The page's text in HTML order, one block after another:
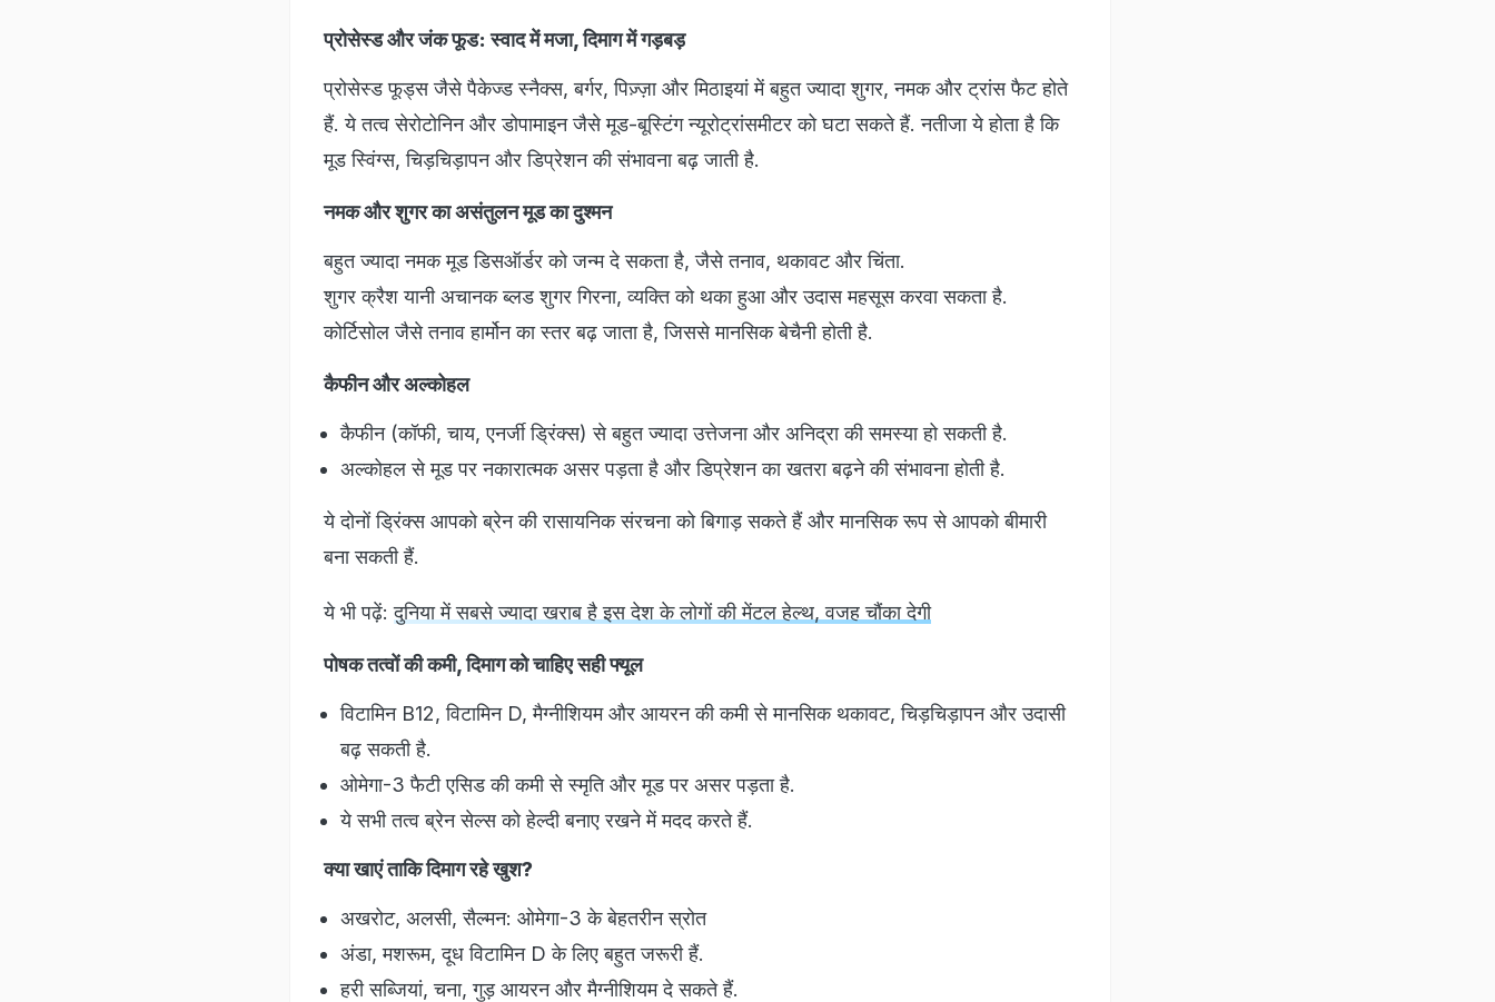
प्रोसेस्ड और जंक फूड: स्वाद में मजा, दिमाग में गड़बड़
प्रोसेस्ड फूड्स जैसे पैकेज्ड स्नैक्स, बर्गर, पिज़्ज़ा और मिठाइयां में बहुत ज्यादा शुगर, नमक और ट्रांस फैट होते
हैं. ये तत्व सेरोटोनिन और डोपामाइन जैसे मूड-बूस्टिंग न्यूरोट्रांसमीटर को घटा सकते हैं. नतीजा ये होता है कि
मूड स्विंग्स, चिड़चिड़ापन और डिप्रेशन की संभावना बढ़ जाती है.
नमक और शुगर का असंतुलन मूड का दुश्मन
बहुत ज्यादा नमक मूड डिसऑर्डर को जन्म दे सकता है, जैसे तनाव, थकावट और चिंता.
शुगर क्रैश यानी अचानक ब्लड शुगर गिरना, व्यक्ति को थका हुआ और उदास महसूस करवा सकता है.
कोर्टिसोल जैसे तनाव हार्मोन का स्तर बढ़ जाता है, जिससे मानसिक बेचैनी होती है.
कैफीन और अल्कोहल
कैफीन (कॉफी, चाय, एनर्जी ड्रिंक्स) से बहुत ज्यादा उत्तेजना और अनिद्रा की समस्या हो सकती है.
अल्कोहल से मूड पर नकारात्मक असर पड़ता है और डिप्रेशन का खतरा बढ़ने की संभावना होती है.
ये दोनों ड्रिंक्स आपको ब्रेन की रासायनिक संरचना को बिगाड़ सकते हैं और मानसिक रूप से आपको बीमारी
बना सकती हैं.
ये भी पढ़ें:दुनिया में सबसे ज्यादा खराब है इस देश के लोगों की मेंटल हेल्थ, वजह चौंका देगी
पोषक तत्वों की कमी, दिमाग को चाहिए सही फ्यूल
विटामिन B12, विटामिन D, मैग्नीशियम और आयरन की कमी से मानसिक थकावट, चिड़चिड़ापन और उदासी
बढ़ सकती है.
ओमेगा-3 फैटी एसिड की कमी से स्मृति और मूड पर असर पड़ता है.
ये सभी तत्व ब्रेन सेल्स को हेल्दी बनाए रखने में मदद करते हैं.
क्या खाएं ताकि दिमाग रहे खुश?
अखरोट, अलसी, सैल्मन: ओमेगा-3 के बेहतरीन स्रोत
अंडा, मशरूम, दूध विटामिन D के लिए बहुत जरूरी हैं.
हरी सब्जियां, चना, गुड़ आयरन और मैग्नीशियम दे सकते हैं.